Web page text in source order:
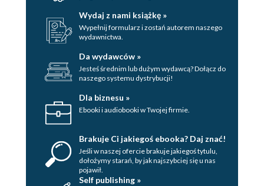
Wydaj z nami książkę »
Wypełnij formularz i zostań autorem naszego
wydawnictwa.
Da wydawców »
Jesteś średnim lub dużym wydawcą? Dołącz do
naszego systemu dystrybucji!
Dla biznesu »
Ebooki i audiobooki w Twojej firmie.
Brakuje Ci jakiegoś ebooka? Daj znać!
Jeśli w naszej ofercie brakuje jakiegoś tytulu,
dołożymy starań, by jak najszybciej się u nas
pojawił.
Self publishing »